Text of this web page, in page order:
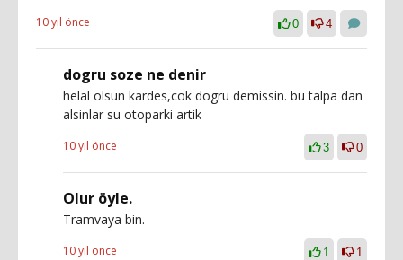
10 yıl önce 0 4
dogru soze ne denir
helal olsun kardes,cok dogru demissin. bu talpa dan
alsinlar su otoparki artik
10 yıl önce 3 0
Olur öyle.
Tramvaya bin.
10 yıl önce 1 1